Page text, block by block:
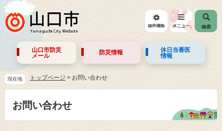
山口市防災
メール
防災情報
休日当番医
情報
現在地 トップページ > お問い合わせ
お問い合わせ